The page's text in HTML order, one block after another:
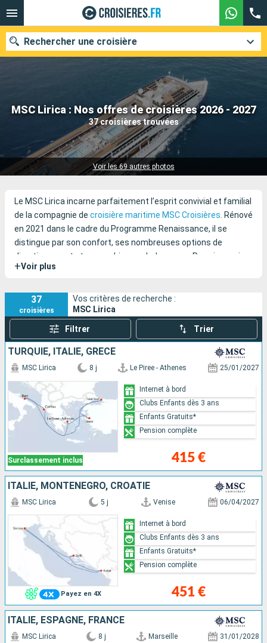
MSC Lirica : Nos offres de croisières 2026 - 2027
37 croisières trouvées
Voir les 69 autres photos
Rechercher une croisière
Nos destinations
Mois de départ
Ports Compagnies
Le MSC Lirica incarne parfaitement l’esprit convivial et familial
de la compagnie de croisière maritime MSC Croisières. Rénové
en 2021 dans le cadre du Programme Renaissance, il se
distingue par son confort, ses nombreuses options de
divertissement et son ambiance chaleureuse. Premier navire
de la classe Lirica, il possède un sister-ship, le
équipements pensés pour tous les âges.
+Voir plus
37
croisières
Vos critères de recherche :
MSC Lirica
Filtrer Trier
TURQUIE, ITALIE, GRÈCE
Surclassement inclus
MSC Lirica 8 j Le Piree - Athenes 25/01/2027
415 €
Internet à bord
Clubs Enfants dès 3 ans
Enfants Gratuits*
Pension complète
ITALIE, MONTÉNÉGRO, CROATIE
Payez en 4X
MSC Lirica 5 j Venise 06/04/2027
451 €
Internet à bord
Clubs Enfants dès 3 ans
Enfants Gratuits*
Pension complète
ITALIE, ESPAGNE, FRANCE
MSC Lirica 8 j Marseille 31/01/2028